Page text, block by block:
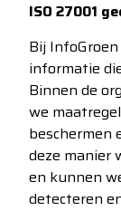
ISO 27001
Bij
informatie
Binnen de
we
beschermen
deze manier
en kunnen
detecteren